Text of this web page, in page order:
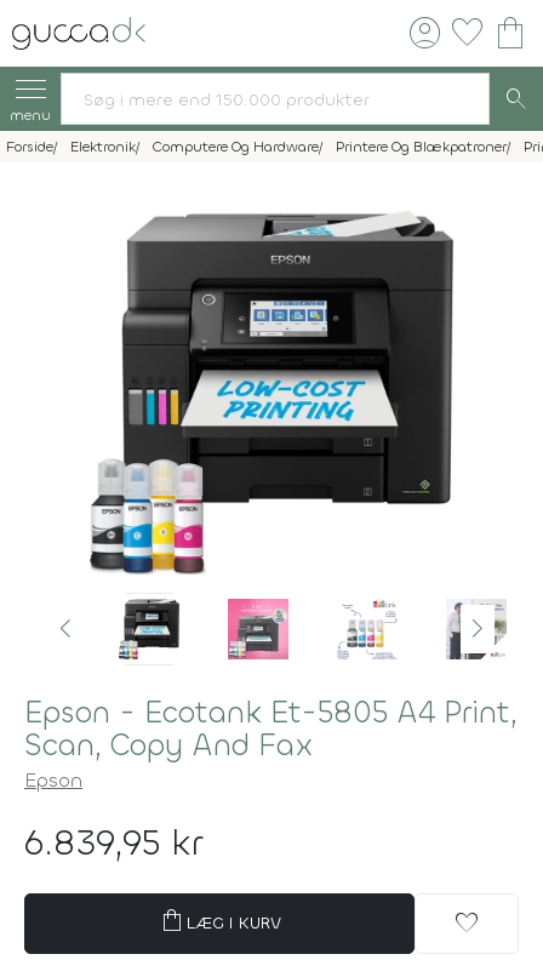
account_circle favorite shopping_bag
menu search
Forside Elektronik Computere Og Hardware Printere Og Blækpatroner
Epson - Ecotank Et-5805 A4 Print,
Scan, Copy And Fax
Epson
6.839,95 kr
shopping_bag LÆG I KURV favorite